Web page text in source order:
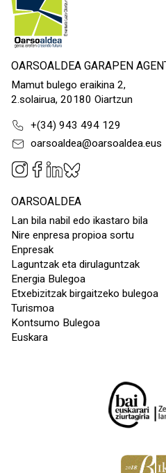
OARSOALDEA GARAPEN
Mamut bulego eraikina 2,
2.solairua, 20180 Oiartzun
+(34) 943 494 129
oarsoaldea@oarsoaldea.eus
OARSOALDEA
Lan bila nabil edo ikastaro bila
Nire enpresa propioa sortu
Enpresak
Laguntzak eta dirulaguntzak
Energia Bulegoa
Etxebizitzak birgaitzeko bulegoa
Turismoa
Kontsumo Bulegoa
Euskara